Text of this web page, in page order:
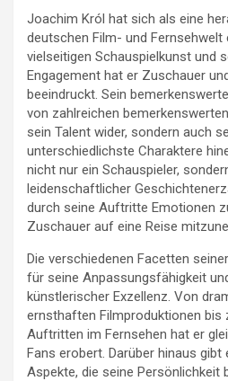
Joachim Król hat sich als eine
deutschen Film- und Fernsehwelt
vielseitigen Schauspielkunst und
Engagement hat er Zuschauer
beeindruckt. Sein
von zahlreichen
sein Talent wider, sondern auch
unterschiedlichste Charaktere
nicht nur ein Schauspieler,
leidenschaftlicher
durch seine Auftritte Emotionen
Zuschauer auf eine Reise
Die verschiedenen Facetten
für seine Anpassungsfähigkeit
künstlerischer Exzellenz. Von
ernsthaften Filmproduktionen bis
Auftritten im Fernsehen hat er
Fans erobert. Darüber hinaus gibt
Aspekte, die seine Persönlichkeit